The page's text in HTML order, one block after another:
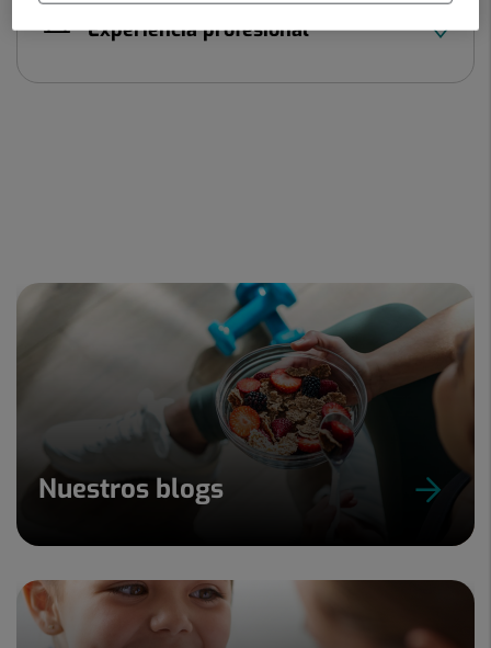
Experiencia profesional
Nuestros blogs